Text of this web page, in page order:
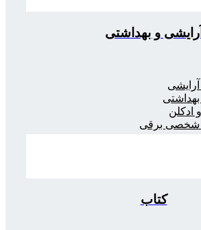
آرایشی و بهداشتی
آرایشی
بهداشتی
ادکلن
شخصی برقی
کتاب